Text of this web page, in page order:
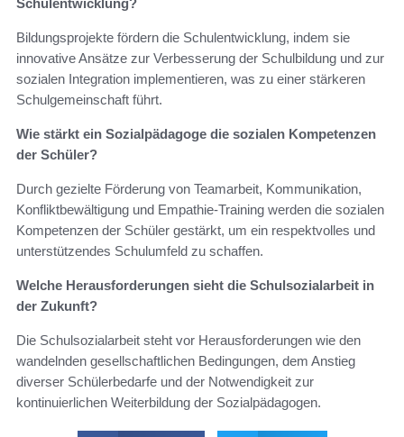
Schulentwicklung?
Bildungsprojekte fördern die Schulentwicklung, indem sie
innovative Ansätze zur Verbesserung der Schulbildung und zur
sozialen Integration implementieren, was zu einer stärkeren
Schulgemeinschaft führt.
Wie stärkt ein Sozialpädagoge die sozialen Kompetenzen
der Schüler?
Durch gezielte Förderung von Teamarbeit, Kommunikation,
Konfliktbewältigung und Empathie-Training werden die sozialen
Kompetenzen der Schüler gestärkt, um ein respektvolles und
unterstützendes Schulumfeld zu schaffen.
Welche Herausforderungen sieht die Schulsozialarbeit in
der Zukunft?
Die Schulsozialarbeit steht vor Herausforderungen wie den
wandelnden gesellschaftlichen Bedingungen, dem Anstieg
diverser Schülerbedarfe und der Notwendigkeit zur
kontinuierlichen Weiterbildung der Sozialpädagogen.